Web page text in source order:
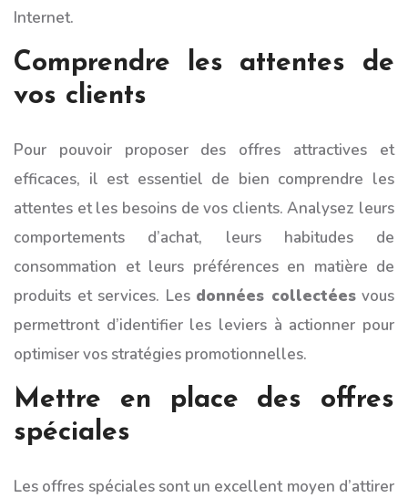
Internet.
Comprendre les attentes de
vos clients
Pour pouvoir proposer des offres attractives et
efficaces, il est essentiel de bien comprendre les
attentes et les besoins de vos clients. Analysez leurs
comportements d’achat, leurs habitudes de
consommation et leurs préférences en matière de
produits et services. Les données collectéesvous
permettront d’identifier les leviers à actionner pour
optimiser vos stratégies promotionnelles.
Mettre en place des offres
spéciales
Les offres spéciales sont un excellent moyen d’attirer